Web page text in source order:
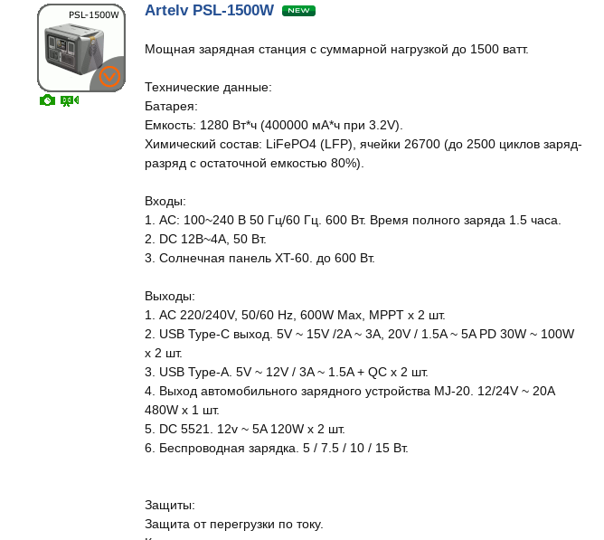
Artelv PSL-1500W
Мощная зарядная станция с суммарной нагрузкой до 1500 ватт.
Технические данные:
Батарея:
Емкость: 1280 Вт*ч (400000 мА*ч при 3.2V).
Химический состав: LiFePO4 (LFP), ячейки 26700 (до 2500 циклов заряд-
разряд с остаточной емкостью 80%).
Входы:
1. AC: 100~240 В 50 Гц/60 Гц. 600 Вт. Время полного заряда 1.5 часа.
2. DC 12В~4А, 50 Вт.
3. Солнечная панель XT-60. до 600 Вт.
Выходы:
1. AC 220/240V, 50/60 Hz, 600W Max, MPPT x 2 шт.
2. USB Type-C выход. 5V ~ 15V /2A ~ 3A, 20V / 1.5A ~ 5A PD 30W ~ 100W
x 2 шт.
3. USB Type-A. 5V ~ 12V / 3A ~ 1.5A + QC x 2 шт.
4. Выход автомобильного зарядного устройства MJ-20. 12/24V ~ 20A
480W х 1 шт.
5. DC 5521. 12v ~ 5A 120W x 2 шт.
6. Беспроводная зарядка. 5 / 7.5 / 10 / 15 Вт.
Защиты:
Защита от перегрузки по току.